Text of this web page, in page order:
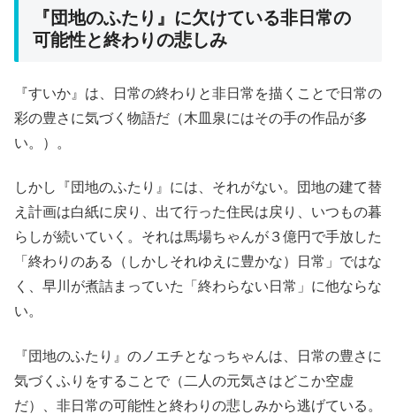
『団地のふたり』に欠けている非日常の
可能性と終わりの悲しみ
『すいか』は、日常の終わりと非日常を描くことで日常の
彩の豊さに気づく物語だ（木皿泉にはその手の作品が多
い。）。
しかし『団地のふたり』には、それがない。団地の建て替
え計画は白紙に戻り、出て行った住民は戻り、いつもの暮
らしが続いていく。それは馬場ちゃんが３億円で手放した
「終わりのある（しかしそれゆえに豊かな）日常」ではな
く、早川が煮詰まっていた「終わらない日常」に他ならな
い。
『団地のふたり』のノエチとなっちゃんは、日常の豊さに
気づくふりをすることで（二人の元気さはどこか空虚
だ）、非日常の可能性と終わりの悲しみから逃げている。